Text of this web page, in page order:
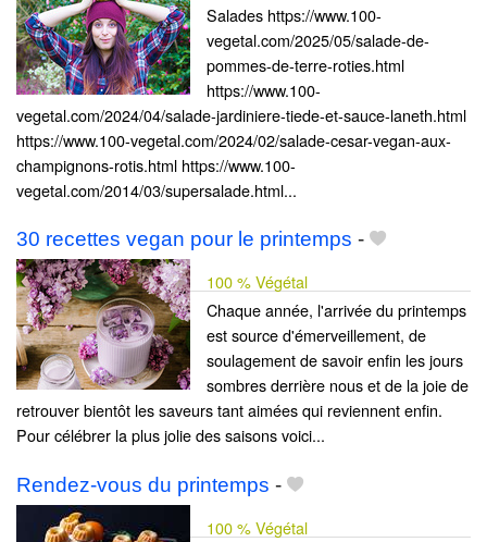
Salades https://www.100-
vegetal.com/2025/05/salade-de-
pommes-de-terre-roties.html
https://www.100-
vegetal.com/2024/04/salade-jardiniere-tiede-et-sauce-laneth.html
https://www.100-vegetal.com/2024/02/salade-cesar-vegan-aux-
champignons-rotis.html https://www.100-
vegetal.com/2014/03/supersalade.html...
30 recettes vegan pour le printemps -
100 % Végétal
Chaque année, l'arrivée du printemps
est source d'émerveillement, de
soulagement de savoir enfin les jours
sombres derrière nous et de la joie de
retrouver bientôt les saveurs tant aimées qui reviennent enfin.
Pour célébrer la plus jolie des saisons voici...
Rendez-vous du printemps -
100 % Végétal